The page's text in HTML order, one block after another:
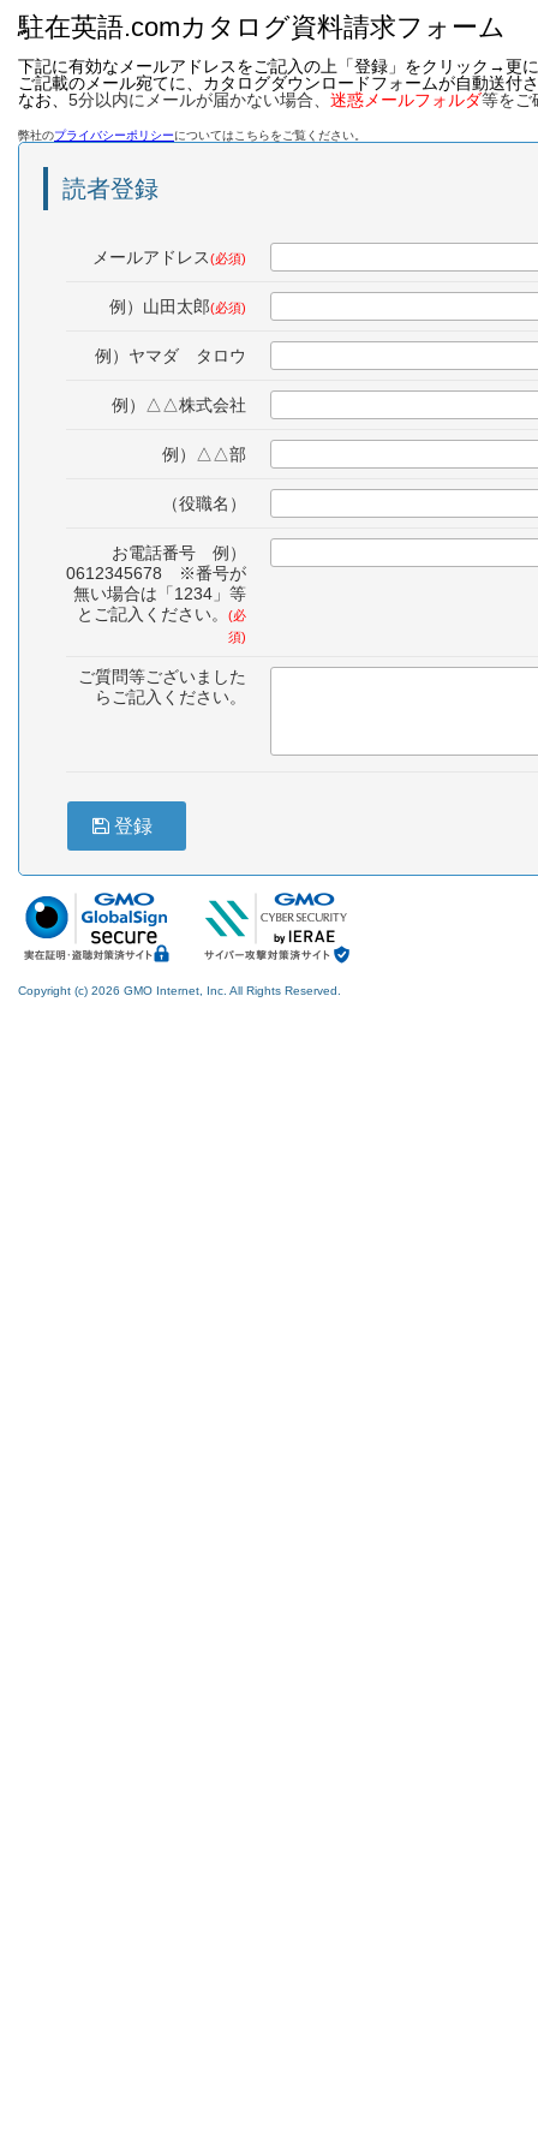
駐在英語.comカタログ資料請求フォーム
下記に有効なメールアドレスをご記入の上「登録」をクリック→更
ご記載のメール宛てに、カタログダウンロードフォームが自動送付
なお、 5分以内にメールが届かない場合、 迷惑メールフォルダ等をご
弊社のプライバシーポリシーについてはこちらをご覧ください。
読者登録
メールアドレス(必須)
例）山田太郎(必須)
例）ヤマダ タロウ
例）△△株式会社
例）△△部
（役職名）
お電話番号 例）
0612345678 ※番号が
無い場合は「1234」等
とご記入ください。
(必
須)
ご質問等ございました
らご記入ください。
登録
Copyright (c) 2026 GMO Internet, Inc. All Rights Reserved.